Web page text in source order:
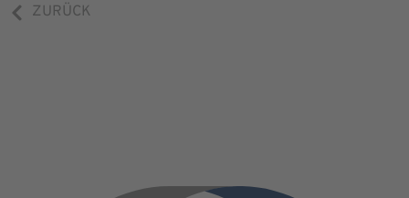
ZURÜCK